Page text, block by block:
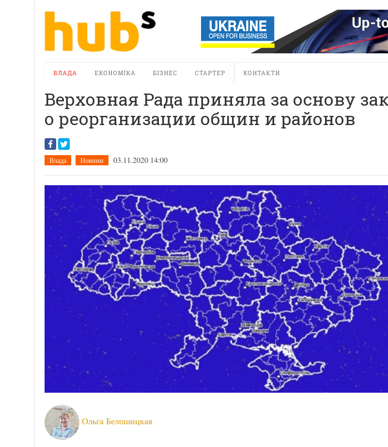
ВЛАДА ЕКОНОМІКА БІЗНЕС СТАРТЕР КОНТАКТИ
Верховная Рада приняла за основу
о реорганизации общин и районов
Влада Новини 03.11.2020 14:00
Ольга Белошицкая